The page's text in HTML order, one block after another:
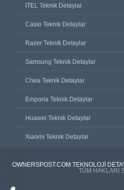
İTEL Teknik Detaylar
Casio Teknik Detaylar
Razer Teknik Detaylar
Samsung Teknik Detaylar
Chea Teknik Detaylar
Emporia Teknik Detaylar
Huawei Teknik Detaylar
Xiaomi Teknik Detaylar
OWNERSPOST.COM TEKNOLOJI
TÜM HAKLARI